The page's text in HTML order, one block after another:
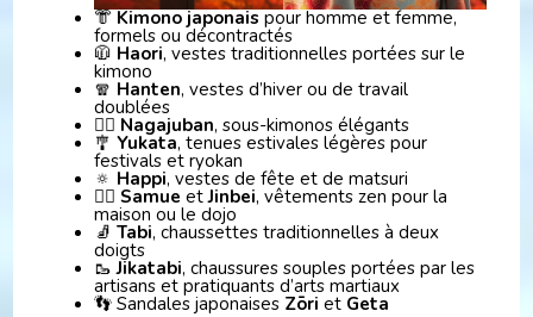
👘Kimono japonaispour homme et femme,
formels ou décontractés
🧥 Haori, vestes traditionnelles portées sur le
kimono
🧣 Hanten, vestes d’hiver ou de travail
doublées
🧎‍♂️ Nagajuban, sous-kimonos élégants
🎐Yukata, tenues estivales légères pour
festivals et ryokan
🔅 Happi, vestes de fête et de matsuri
🧘‍♂️Samue etJinbei, vêtements zen pour la
maison ou le dojo
🧦Tabi, chaussettes traditionnelles à deux
doigts
🥾Jikatabi, chaussures souples portées par les
artisans et pratiquants d’arts martiaux
👣 Sandales japonaises Zōri et Geta